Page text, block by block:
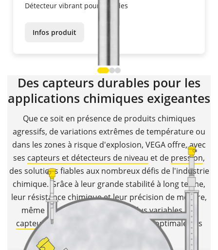
Détecteur vibrant pour liquides
Infos produit
Des capteurs durables pour les
applications chimiques exigeantes
Que ce soit en présence de produits chimiques
agressifs, de variations extrêmes de température ou
dans les zones à risque d'explosion, VEGA offre, avec
ses capteurs et détecteurs de niveau et de pression,
des solutions fiables aux nombreux défis de l'industrie
chimique. Grâce à leur grande stabilité à long terme,
leur résistance chimique et leur précision de mesure,
même dans les conditions les plus variables, les
capteurs VEGA
assurent une sécurité optimale des